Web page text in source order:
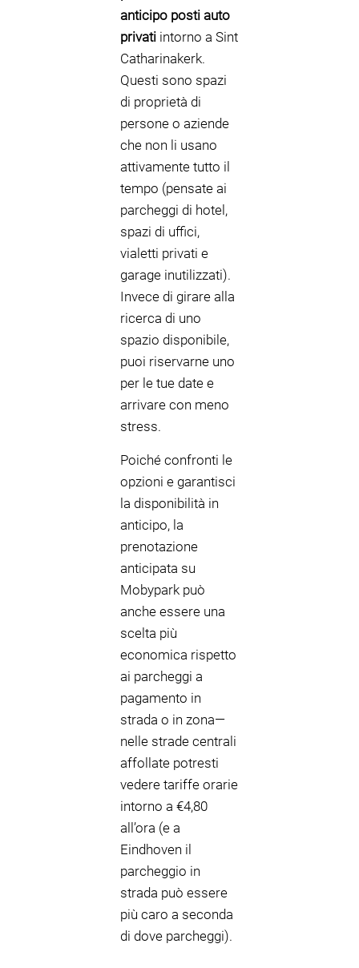
anticipo posti auto
privati intorno a Sint
Catharinakerk.
Questi sono spazi
di proprietà di
persone o aziende
che non li usano
attivamente tutto il
tempo (pensate ai
parcheggi di hotel,
spazi di uffici,
vialetti privati e
garage inutilizzati).
Invece di girare alla
ricerca di uno
spazio disponibile,
puoi riservarne uno
per le tue date e
arrivare con meno
stress.
Poiché confronti le
opzioni e garantisci
la disponibilità in
anticipo, la
prenotazione
anticipata su
Mobypark può
anche essere una
scelta più
economica rispetto
ai parcheggi a
pagamento in
strada o in zona—
nelle strade centrali
affollate potresti
vedere tariffe orarie
intorno a €4,80
all’ora (e a
Eindhoven il
parcheggio in
strada può essere
più caro a seconda
di dove parcheggi).